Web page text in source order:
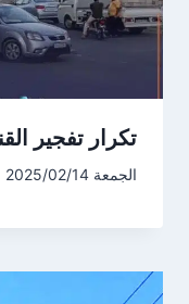
تكرار تفجير
الجمعة 2025/02/14